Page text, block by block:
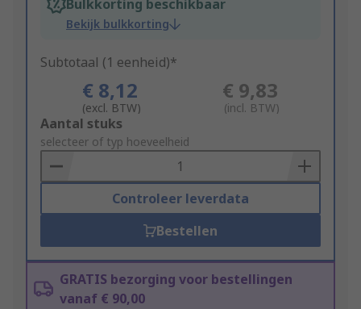
Bulkkorting beschikbaar
Bekijk bulkkorting
Subtotaal (1 eenheid)*
€ 8,12
(excl. BTW)
€ 9,83
(incl. BTW)
Add
to
Basket
Aantal stuks
selecteer of typ hoeveelheid
Controleer leverdata
Bestellen
GRATIS bezorging voor bestellingen
vanaf € 90,00